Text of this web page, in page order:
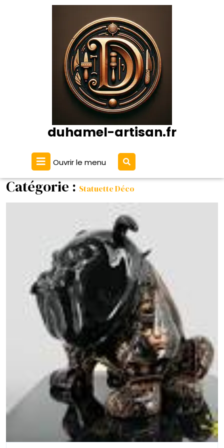
duhamel-artisan.fr
Ouvrir le menu Ouvrir
Menu
Catégorie : Statuette Déco